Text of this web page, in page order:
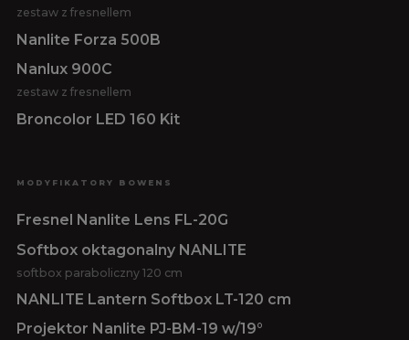
zestaw z fresnellem
Nanlite Forza 500B
Nanlux 900C
zestaw z fresnellem
Broncolor LED 160 Kit
MODYFIKATORY BOWENS
Fresnel Nanlite Lens FL-20G
Softbox oktagonalny NANLITE
softbox paraboliczny 120 cm
NANLITE Lantern Softbox LT-120 cm
Projektor Nanlite PJ-BM-19 w/19°